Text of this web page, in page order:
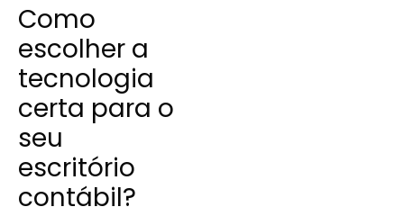
Como
escolher a
tecnologia
certa para o
seu
escritório
contábil?